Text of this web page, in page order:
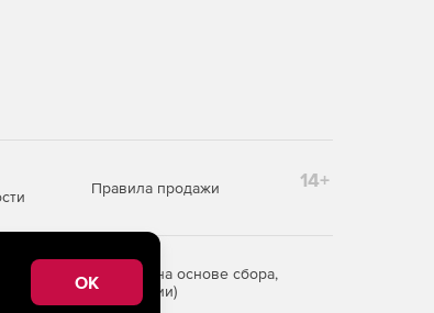
Правила продажи 14+
информации на основе сбора,
Российской Федерации)
OK